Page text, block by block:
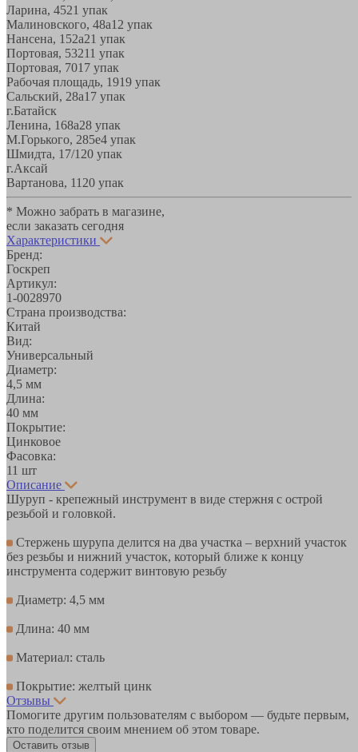
Ларина, 4521 упак
Малиновского, 48а12 упак
Нансена, 152а21 упак
Портовая, 53211 упак
Портовая, 7017 упак
Рабочая площадь, 1919 упак
Сальский, 28a17 упак
г.Батайск
Ленина, 168а28 упак
М.Горького, 285е4 упак
Шмидта, 17/1 20 упак
г.Аксай
Вартанова, 11 20 упак
* Можно забрать в магазине,
если заказать сегодня
Характеристики
Бренд:
Госкреп
Артикул:
1-0028970
Страна производства:
Китай
Вид:
Универсальный
Диаметр:
4,5 мм
Длина:
40 мм
Покрытие:
Цинковое
Фасовка:
11 шт
Описание
Шуруп - крепежный инструмент в виде стержня с острой
резьбой и головкой.
Стержень шурупа делится на два участка – верхний участок
без резьбы и нижний участок, который ближе к концу
инструмента содержит винтовую резьбу
Диаметр: 4,5 мм
Длина: 40 мм
Материал: сталь
Покрытие: желтый цинк
Отзывы
Помогите другим пользователям с выбором — будьте первым,
кто поделится своим мнением об этом товаре.
Оставить отзыв